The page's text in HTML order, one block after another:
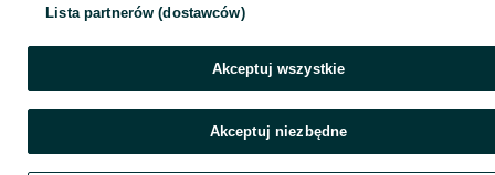
Lista partnerów (dostawców)
Akceptuj wszystkie
Akceptuj niezbędne